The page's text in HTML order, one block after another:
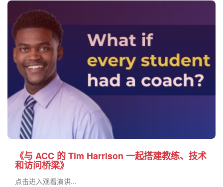
《与 ACC 的 Tim Harrison 一起搭建教练、技术
和访问桥梁》
点击进入观看演讲...